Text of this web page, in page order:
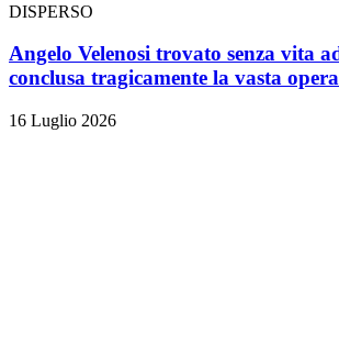
DISPERSO
Angelo Velenosi trovato senza vita
conclusa tragicamente la vasta
16 Luglio 2026